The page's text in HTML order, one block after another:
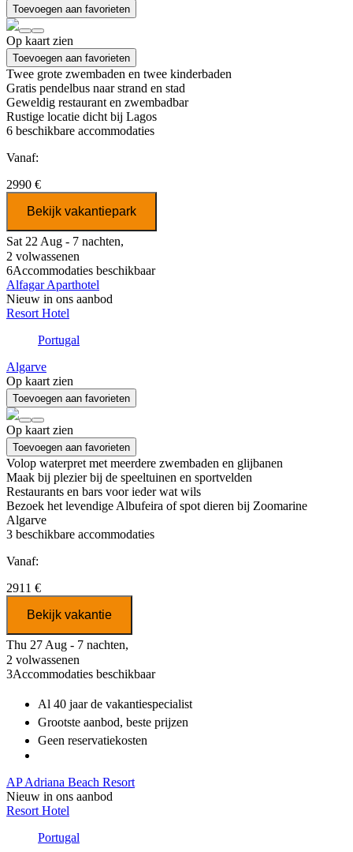
Toevoegen aan favorieten
Op kaart zien
Toevoegen aan favorieten
Twee grote zwembaden en twee kinderbaden
Gratis pendelbus naar strand en stad
Geweldig restaurant en zwembadbar
Rustige locatie dicht bij Lagos
6 beschikbare accommodaties
Vanaf:
2990 €
Bekijk vakantiepark
Sat 22 Aug - 7 nachten,
2 volwassenen
6Accommodaties beschikbaar
Alfagar Aparthotel
Nieuw in ons aanbod
Resort Hotel
Portugal
Algarve
Op kaart zien
Toevoegen aan favorieten
Op kaart zien
Toevoegen aan favorieten
Volop waterpret met meerdere zwembaden en glijbanen
Maak bij plezier bij de speeltuinen en sportvelden
Restaurants en bars voor ieder wat wils
Bezoek het levendige Albufeira of spot dieren bij Zoomarine
Algarve
3 beschikbare accommodaties
Vanaf:
2911 €
Bekijk vakantie
Thu 27 Aug - 7 nachten,
2 volwassenen
3Accommodaties beschikbaar
Al 40 jaarde vakantiespecialist
Grootste aanbod, beste prijzen
Geen reservatiekosten
AP Adriana Beach Resort
Nieuw in ons aanbod
Resort Hotel
Portugal